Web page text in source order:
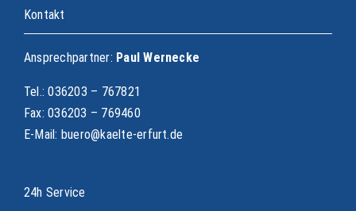
Kontakt
Ansprechpartner: Paul Wernecke
Tel.: 036203 – 767821
Fax: 036203 – 769460
E-Mail: buero@kaelte-erfurt.de
24h Service